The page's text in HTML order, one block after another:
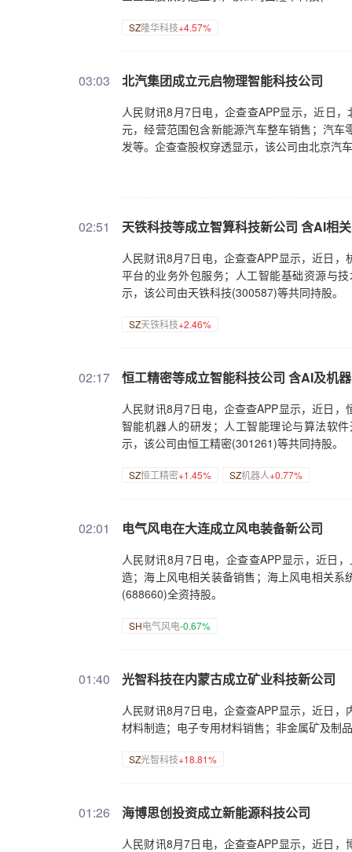
SZ隆华科技+4.57%
03:03 北汽集团成立元启物理智能科技公司
人民财讯8月7日电，企查查APP显示，近日
元，经营范围包含新能源汽车整车销售；汽
发等。企查查股权穿透显示，该公司由北京汽
02:51 天铁科技等成立智算科技新公司 含AI相
人民财讯8月7日电，企查查APP显示，近日
平台的业务外包服务；人工智能基础资源与
示，该公司由天铁科技(300587)等共同持股。
SZ天铁科技+2.46%
02:17 恒工精密等成立智能科技公司 含AI及机
人民财讯8月7日电，企查查APP显示，近日
智能机器人的研发；人工智能理论与算法软
示，该公司由恒工精密(301261)等共同持股。
SZ恒工精密+1.45% SZ机器人+0.77%
02:01 电气风电在大连成立风电装备新公司
人民财讯8月7日电，企查查APP显示，近日
造；海上风电相关装备销售；海上风电相关
(688660)全资持股。
SH电气风电-0.67%
01:40 光智科技在内蒙古成立矿业科技新公司
人民财讯8月7日电，企查查APP显示，近日
材料制造；电子专用材料销售；非金属矿及制
SZ光智科技+18.81%
01:26 海博思创投资成立新能源科技公司
人民财讯8月7日电，企查查APP显示，近日